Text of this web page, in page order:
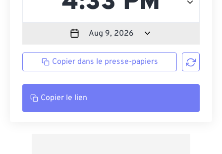
Copier dans le presse-papiers
Copier le lien